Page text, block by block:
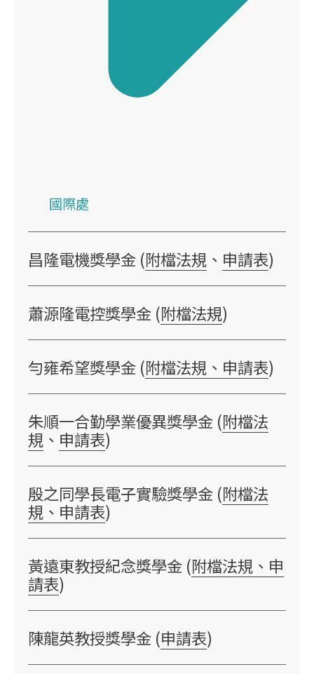
國際處
昌隆電機獎學金 (附檔法規 、 申請表)
蕭源隆電控獎學金 (附檔法規)
勻雍希望獎學金 (附檔法規、申請表)
朱順一合勤學業優異獎學金 (附檔法
規 、 申請表)
殷之同學長電子實驗獎學金 (附檔法
規、申請表)
黃遠東教授紀念獎學金 (附檔法規、申
請表)
陳龍英教授獎學金 (申請表)